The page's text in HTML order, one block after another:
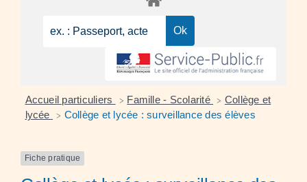
Accueil particuliers > Famille - Scolarité > Collège et
lycée
> Collège et lycée : surveillance des élèves
Fiche pratique